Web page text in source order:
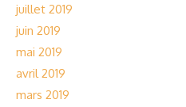
juillet 2019
juin 2019
mai 2019
avril 2019
mars 2019